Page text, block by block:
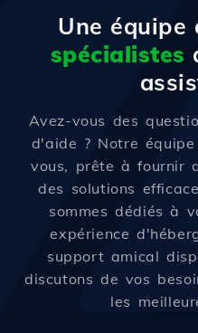
Une équipe
spécialistes
Avez-vous des
d'aide ? Notre
vous, prête à fournir
des solutions
sommes dédiés à
expérience
support amical
discutons de vos
les